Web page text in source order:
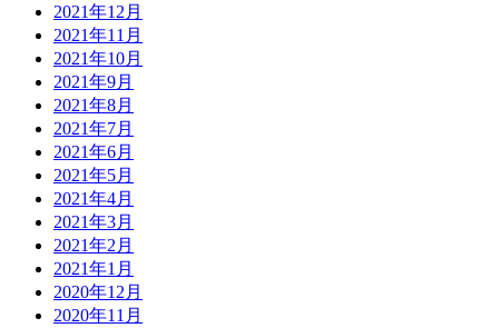
2021年12月
2021年11月
2021年10月
2021年9月
2021年8月
2021年7月
2021年6月
2021年5月
2021年4月
2021年3月
2021年2月
2021年1月
2020年12月
2020年11月